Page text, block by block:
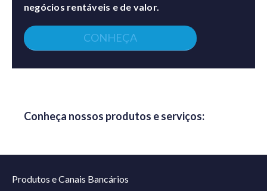
negócios rentáveis e de valor.
CONHEÇA
Conheça nossos produtos e serviços:
Produtos e Canais Bancários